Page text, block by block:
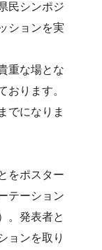
民シンポジ
ションを実
重な場とな
おります。
でになりま
をポスター
テーション
。発表者と
ョンを取り